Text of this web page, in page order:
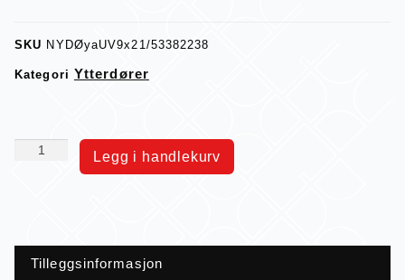
SKU NYDØyaUV9x21/53382238
Kategori Ytterdører
Legg i handlekurv
Tilleggsinformasjon